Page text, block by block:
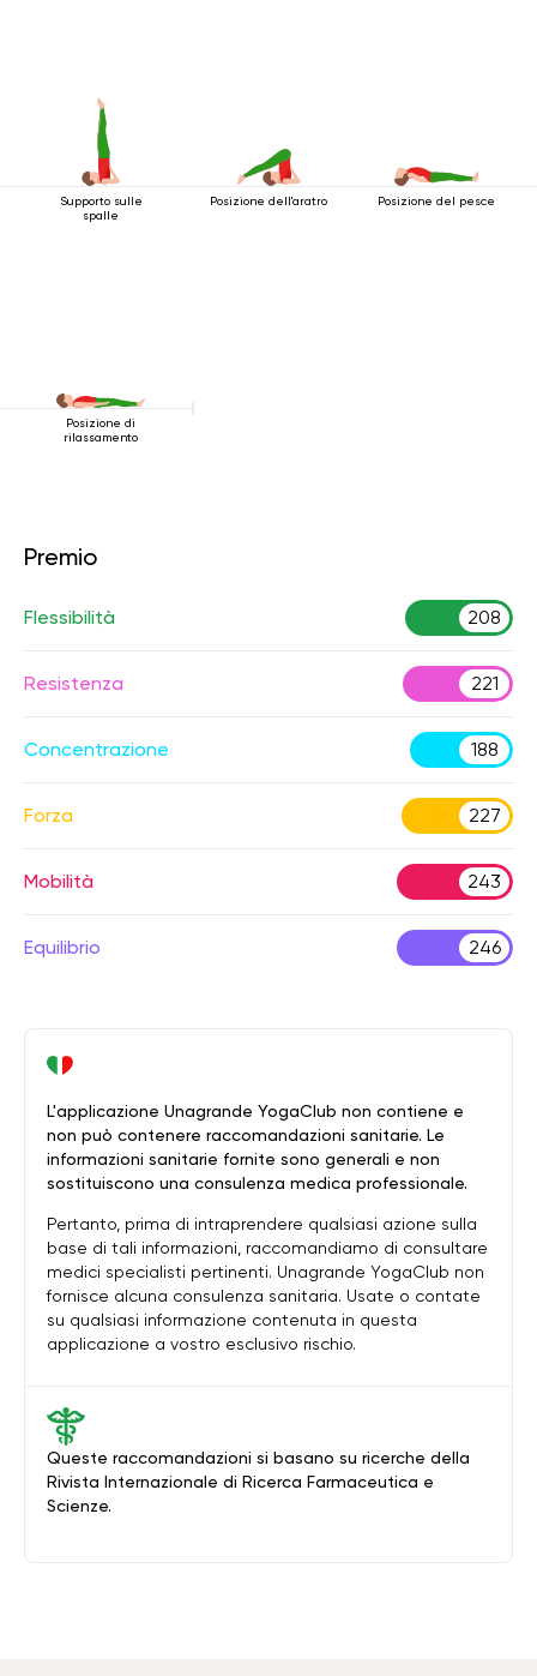
Supporto sulle
spalle
Posizione dell'aratro Posizione del pesce
Posizione di
rilassamento
Premio
Flessibilità 208
Resistenza 221
Concentrazione 188
Forza 227
Mobilità 243
Equilibrio 246
Queste raccomandazioni si basano su ricerche della
Rivista Internazionale di Ricerca Farmaceutica e
Scienze.
L'applicazione Unagrande YogaClub non contiene e
non può contenere raccomandazioni sanitarie. Le
informazioni sanitarie fornite sono generali e non
sostituiscono una consulenza medica professionale.
Pertanto, prima di intraprendere qualsiasi azione sulla
base di tali informazioni, raccomandiamo di consultare
medici specialisti pertinenti. Unagrande YogaClub non
fornisce alcuna consulenza sanitaria. Usate o contate
su qualsiasi informazione contenuta in questa
applicazione a vostro esclusivo rischio.